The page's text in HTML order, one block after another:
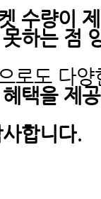
수량이
하는 점
로도 다
택을 제
합니다.